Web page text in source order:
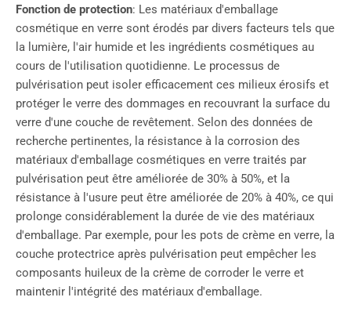
Fonction de protection: Les matériaux d'emballage
cosmétique en verre sont érodés par divers facteurs tels que
la lumière, l'air humide et les ingrédients cosmétiques au
cours de l'utilisation quotidienne. Le processus de
pulvérisation peut isoler efficacement ces milieux érosifs et
protéger le verre des dommages en recouvrant la surface du
verre d'une couche de revêtement. Selon des données de
recherche pertinentes, la résistance à la corrosion des
matériaux d'emballage cosmétiques en verre traités par
pulvérisation peut être améliorée de 30% à 50%, et la
résistance à l'usure peut être améliorée de 20% à 40%, ce qui
prolonge considérablement la durée de vie des matériaux
d'emballage. Par exemple, pour les pots de crème en verre, la
couche protectrice après pulvérisation peut empêcher les
composants huileux de la crème de corroder le verre et
maintenir l'intégrité des matériaux d'emballage.